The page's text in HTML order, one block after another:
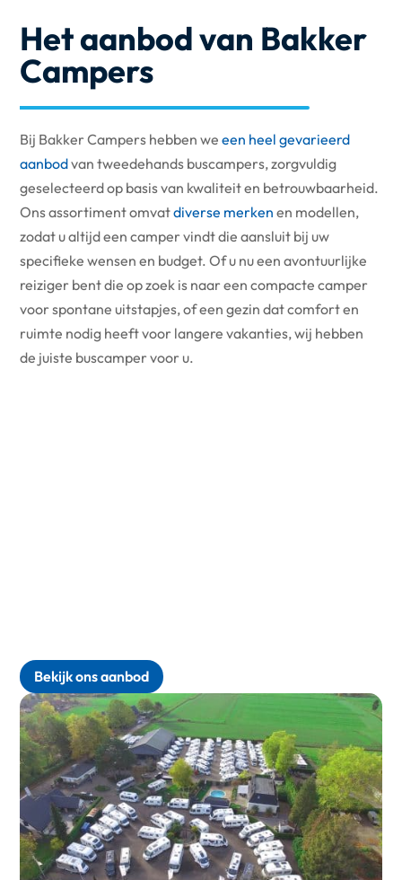
Het aanbod van Bakker
Campers
Bij Bakker Campers hebben weeen heel gevarieerd
aanbodvan tweedehands buscampers, zorgvuldig
geselecteerd op basis van kwaliteit en betrouwbaarheid.
Ons assortiment omvatdiverse merken en modellen,
zodat u altijd een camper vindt die aansluit bij uw
specifieke wensen en budget. Of u nu een avontuurlijke
reiziger bent die op zoek is naar een compacte camper
voor spontane uitstapjes, of een gezin dat comfort en
ruimte nodig heeft voor langere vakanties, wij hebben
de juiste buscamper voor u.
Bekijk ons aanbod